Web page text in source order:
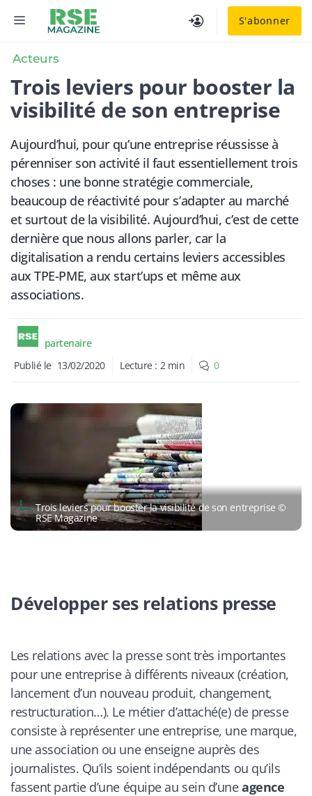
S'abonner
MENU
Acteurs
Trois leviers pour booster la
visibilité de son entreprise
Aujourd’hui, pour qu’une entreprise réussisse à
pérenniser son activité il faut essentiellement trois
choses : une bonne stratégie commerciale,
beaucoup de réactivité pour s’adapter au marché
et surtout de la visibilité. Aujourd’hui, c’est de cette
dernière que nous allons parler, car la
digitalisation a rendu certains leviers accessibles
aux TPE-PME, aux start’ups et même aux
associations.
partenaire
Publié le 13/02/2020 Lecture : 2 min 0
Trois leviers pour booster la visibilité de son entreprise ©
RSE Magazine
Développer ses relations presse
Les relations avec la presse sont très importantes
pour une entreprise à différents niveaux (création,
lancement d’un nouveau produit, changement,
restructuration…). Le métier d’attaché(e) de presse
consiste à représenter une entreprise, une marque,
une association ou une enseigne auprès des
journalistes. Qu’ils soient indépendants ou qu’ils
fassent partie d’une équipe au sein d’uneagence